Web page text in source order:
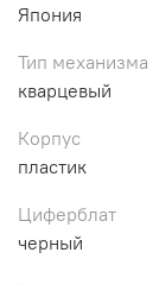
Япония
Тип механизма
кварцевый
Корпус
пластик
Циферблат
черный